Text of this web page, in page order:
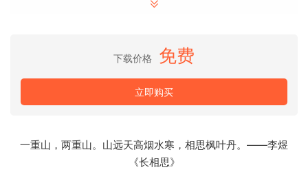
而保持音频的音量一致。您也可以使用 VU 表手动配置它。
如果您想在录制后编辑音频文件，那么您可以使用免费的声音
“在声音编辑器中编辑文件”按钮。第一次它将下载并安装插件，
下次它会自动将音频文件加载到编辑器中。
管理您的录音
录音浏览器让您无需离开程序即可收听录音、删除、重命名和
下载价格 免费
立即购买
一重山，两重山。山远天高烟水寒，相思枫叶丹。——李煜
《长相思》